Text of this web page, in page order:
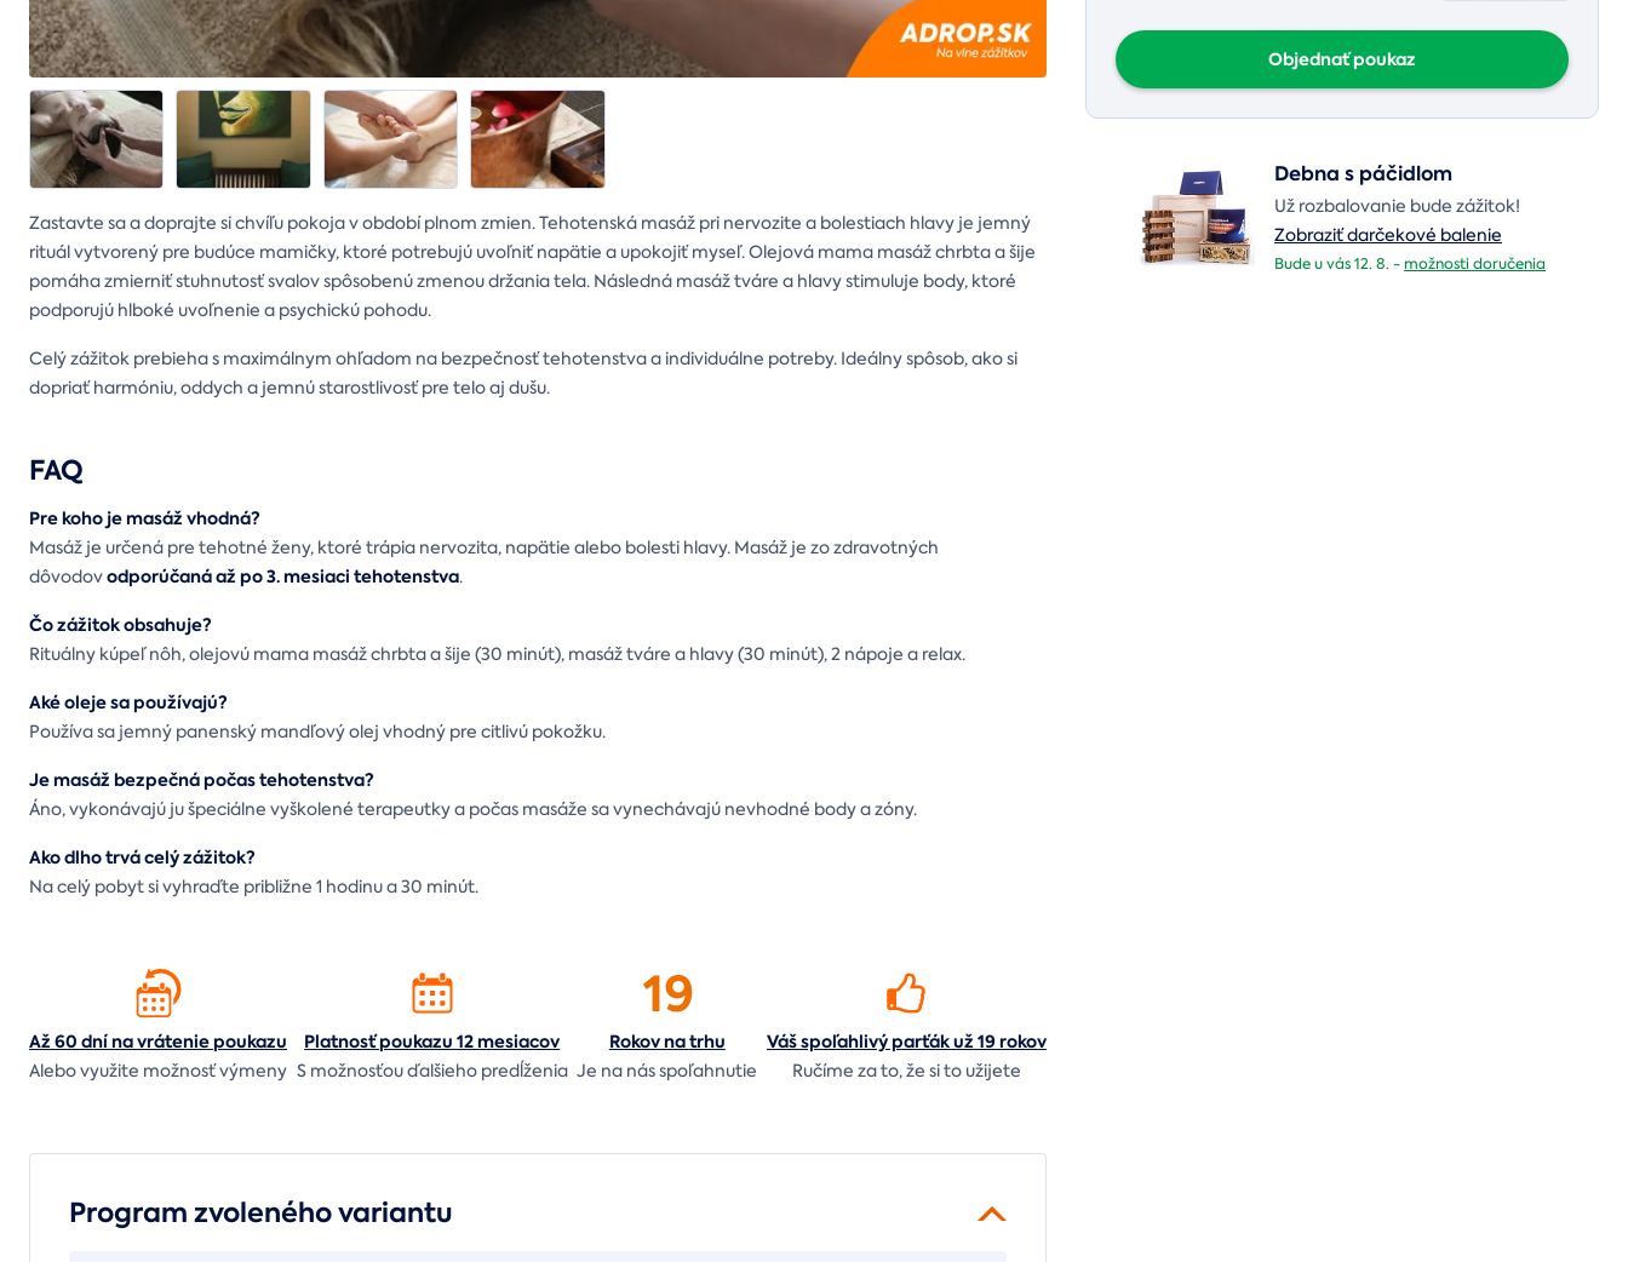
Objednať poukaz
Debna s páčidlom
Už rozbalovanie bude zážitok!
Zobraziť darčekové balenie
Bude u vás 12. 8. -možnosti doručenia
Zastavte sa a doprajte si chvíľu pokoja v období plnom zmien. Tehotenská masáž pri nervozite a bolestiach hlavy je jemný
rituál vytvorený pre budúce mamičky, ktoré potrebujú uvoľniť napätie a upokojiť myseľ. Olejová mama masáž chrbta a šije
pomáha zmierniť stuhnutosť svalov spôsobenú zmenou držania tela. Následná masáž tváre a hlavy stimuluje body, ktoré
podporujú hlboké uvoľnenie a psychickú pohodu.
Celý zážitok prebieha s maximálnym ohľadom na bezpečnosť tehotenstva a individuálne potreby. Ideálny spôsob, ako si
dopriať harmóniu, oddych a jemnú starostlivosť pre telo aj dušu.
FAQ
Pre koho je masáž vhodná?
Masáž je určená pre tehotné ženy, ktoré trápia nervozita, napätie alebo bolesti hlavy. Masáž je zo zdravotných
dôvodovodporúčaná až po 3. mesiaci tehotenstva.
Čo zážitok obsahuje?
Rituálny kúpeľ nôh, olejovú mama masáž chrbta a šije (30 minút), masáž tváre a hlavy (30 minút), 2 nápoje a relax.
Aké oleje sa používajú?
Používa sa jemný panenský mandľový olej vhodný pre citlivú pokožku.
Je masáž bezpečná počas tehotenstva?
Áno, vykonávajú ju špeciálne vyškolené terapeutky a počas masáže sa vynechávajú nevhodné body a zóny.
Ako dlho trvá celý zážitok?
Na celý pobyt si vyhraďte približne 1 hodinu a 30 minút.
Až 60 dní na vráteniepoukazu
Alebo využite možnosť výmeny
Platnosť poukazu 12 mesiacov
S možnosťou ďalšieho predĺženia
19
Rokov natrhu
Je na násspoľahnutie
Váš spoľahlivý parťák už 19 rokov
Ručíme za to,že si to užijete
Program zvoleného variantu